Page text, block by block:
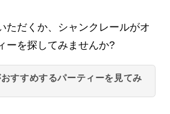
ただくか、シャンクレールがオ
ーを探してみませんか?
すすめするパーティーを見てみ